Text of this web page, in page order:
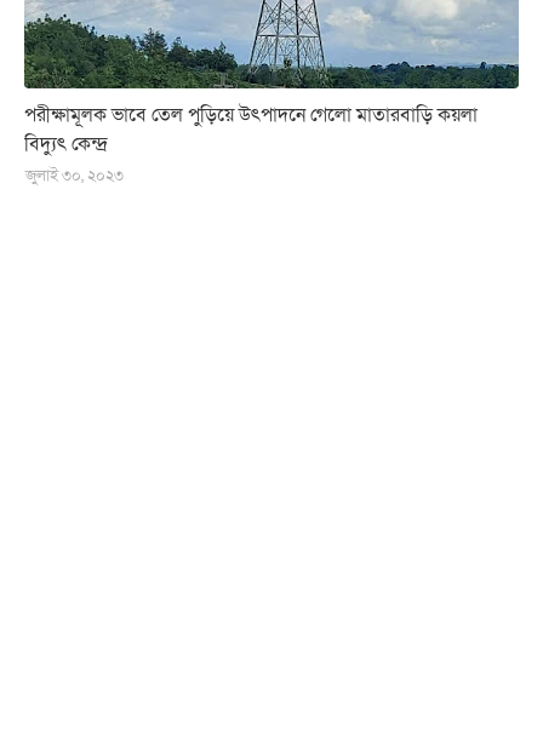
পরীক্ষামূলক ভাবে তেল পুড়িয়ে উৎপাদনে গেলো মাতারবাড়ি কয়লা
বিদ্যুৎ কেন্দ্র
জুলাই ৩০, ২০২৩